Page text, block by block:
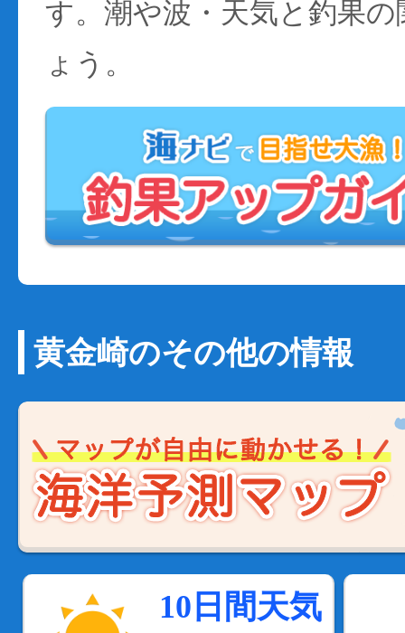
す。潮や波・天気と釣果
ょう。
黄金崎のその他の情報
10日間天気